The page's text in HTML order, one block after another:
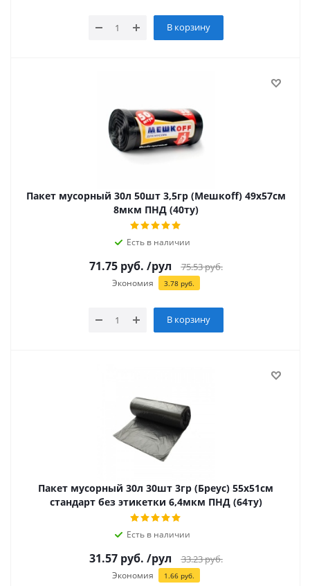
В корзину
Пакет мусорный 30л 50шт 3,5гр (Мешкоff) 49х57см
8мкм ПНД (40ту)
Есть в наличии
71.75руб. /рул 75.53руб.
Экономия 3.78руб.
В корзину
Пакет мусорный 30л 30шт 3гр (Бреус) 55х51см
стандарт без этикетки 6,4мкм ПНД (64ту)
Есть в наличии
31.57руб. /рул 33.23руб.
Экономия 1.66руб.